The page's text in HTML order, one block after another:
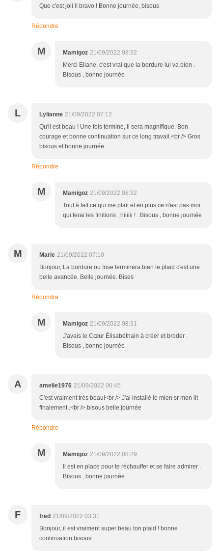
Que c'est joli !! bravo ! Bonne journée, bisous
Répondre
M Mamigoz 21/09/2022 08:32
Merci Eliane, c'est vrai que la bordure lui va bien .
Bisous , bonne journée
L Lylianne 21/09/2022 07:12
Qu'il est beau ! Une fois terminé, il sera magnifique. Bon
courage et bonne continuation sur ce long travail.<br /> Gros
bisous et bonne journée
Répondre
M Mamigoz 21/09/2022 08:32
Tout à fait ce qui me plait et en plus ce n'est pas moi
qui ferai les finitions , hiiiiii ! . Bisous , bonne journée
M Marie 21/09/2022 07:10
Bonjour, La bordure ou frise terminera bien le plaid c'est une
belle avancée. Belle journée. Bises
Répondre
M Mamigoz 21/09/2022 08:31
J'avais le Cœur Élisabéthain à créer et broder .
Bisous , bonne journée
A amelie1976 21/09/2022 06:45
C'est vraiment très beau!<br /> J'ai installé le mien sr mon lit
finalement..<br /> bisous belle journée
Répondre
M Mamigoz 21/09/2022 08:29
Il est en place pour te réchauffer et se faire admirer .
Bisous , bonne journée
F fred 21/09/2022 03:31
Bonjour, il est vraiment super beau ton plaid ! bonne
continuation bisous